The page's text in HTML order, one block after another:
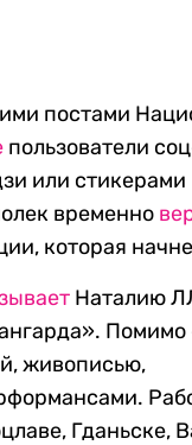
постами
пользователи
или стикерами
временно
которая
Наталию
живописью,
Гданьске,